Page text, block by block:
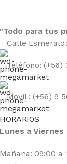
"Todo para tus
Calle
Teléfono: (+56)
Movil : (+56) 9
HORARIOS
Lunes a Viernes
Mañana: 09:00 a